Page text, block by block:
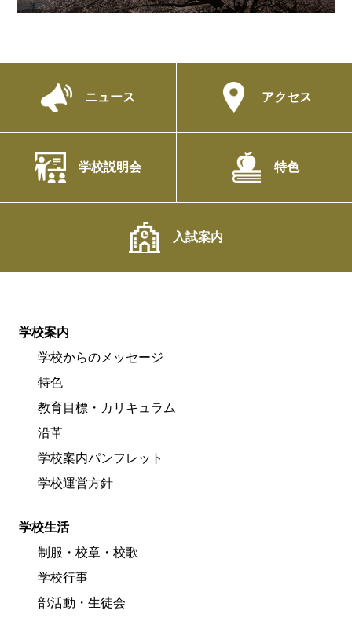
ニュース アクセス
学校説明会 特色
入試案内
学校案内
学校からのメッセージ
特色
教育目標・カリキュラム
沿革
学校案内パンフレット
学校運営方針
学校生活
制服・校章・校歌
学校行事
部活動・生徒会